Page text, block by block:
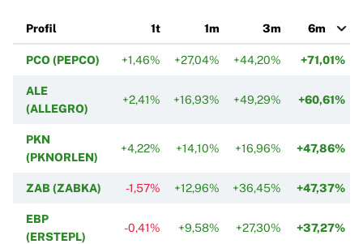
Profil 1t 1m 3m 6m
PCO (PEPCO) +1,46% +27,04% +44,20% +71,01%
ALE
(ALLEGRO)
+2,41% +16,93% +49,29% +60,61%
PKN
(PKNORLEN)
+4,22% +14,10% +16,96% +47,86%
ZAB (ZABKA) -1,57% +12,96% +36,45% +47,37%
EBP
(ERSTEPL)
-0,41% +9,58% +27,30% +37,27%